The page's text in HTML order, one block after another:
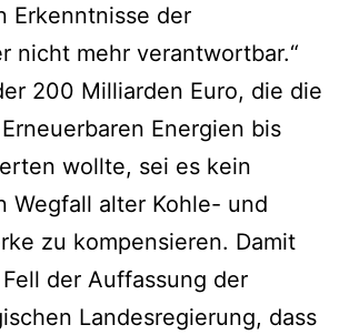
Erkenntnisse der
nicht mehr verantwortbar.“
200 Milliarden Euro, die die
Energien bis
wollte, sei es kein
Wegfall alter Kohle- und
zu kompensieren. Damit
der Auffassung der
Landesregierung, dass